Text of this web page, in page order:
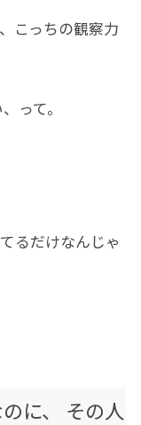
こっちの観察力
って。
るだけなんじゃ
のに、 その人